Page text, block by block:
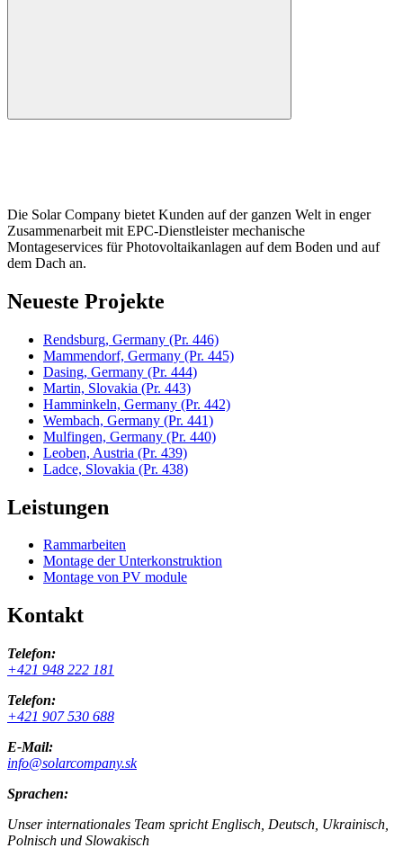
Die Solar Company bietet Kunden auf der ganzen Welt in enger
Zusammenarbeit mit EPC-Dienstleister mechanische
Montageservices für Photovoltaikanlagen auf dem Boden und auf
dem Dach an.
Neueste Projekte
Rendsburg, Germany (Pr. 446)
Mammendorf, Germany (Pr. 445)
Dasing, Germany (Pr. 444)
Martin, Slovakia (Pr. 443)
Hamminkeln, Germany (Pr. 442)
Wembach, Germany (Pr. 441)
Mulfingen, Germany (Pr. 440)
Leoben, Austria (Pr. 439)
Ladce, Slovakia (Pr. 438)
Leistungen
Rammarbeiten
Montage der Unterkonstruktion
Montage von PV module
Kontakt
Telefon:
+421 948 222 181
Telefon:
+421 907 530 688
E-Mail:
info@solarcompany.sk
Sprachen:
Unser internationales Team spricht Englisch, Deutsch, Ukrainisch,
Polnisch und Slowakisch